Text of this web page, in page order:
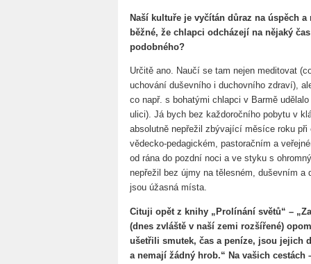
Naší kultuře je vyčítán důraz na úspěch
běžné, že chlapci odcházejí na nějaký
podobného?
Určitě ano. Naučí se tam nejen meditovat
uchování duševního i duchovního zdraví),
co např. s bohatými chlapci v Barmě
ulici). Já bych bez každoročního pobytu v
absolutně nepřežil zbývající měsíce roku
vědecko-pedagickém, pastoračním a
od rána do pozdní noci a ve styku s
nepřežil bez újmy na tělesném, duševním
jsou úžasná místa.
Cituji opět z knihy „Prolínání světů“ –
(dnes zvláště v naší zemi rozšířené)
ušetřili smutek, čas a peníze, jsou jejich
a nemají žádný hrob.“ Na vašich